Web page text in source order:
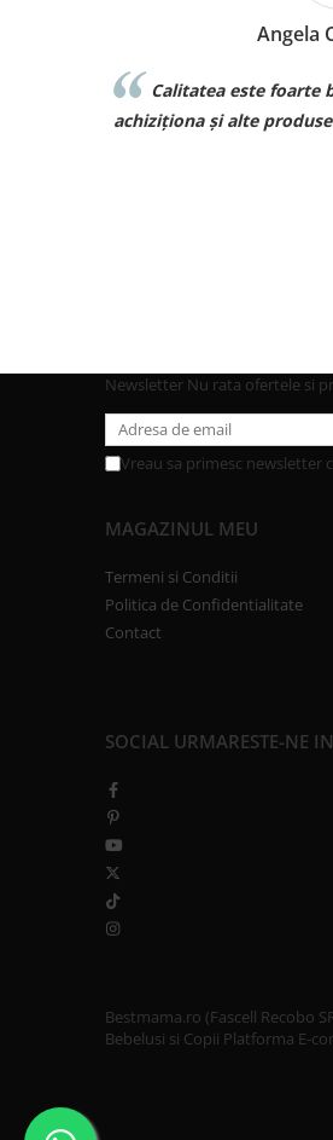
Angela
Calitatea este foarte
achiziționa și alte produse!
Newsletter Nu rata ofertele si
Vreau sa primesc newsletter
MAGAZINUL MEU
Termeni si Conditii
Politica de Confidentialitate
Contact
SOCIAL URMARESTE-NE
Bestmama.ro (Fascell Recobo
Bebelusi si Copii Platforma E-